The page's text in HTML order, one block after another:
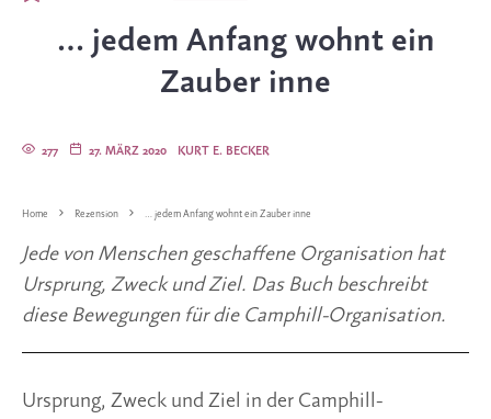
… jedem Anfang wohnt ein
Zauber inne
KURT E. BECKER
27. MÄRZ 2020
277
Home Rezension … jedem Anfang wohnt ein Zauber inne
Jede von Menschen geschaffene Organisation hat
Ursprung, Zweck und Ziel. Das Buch beschreibt
diese Bewegungen für die Camphill-Organisation.
Ursprung, Zweck und Ziel in der Camphill-